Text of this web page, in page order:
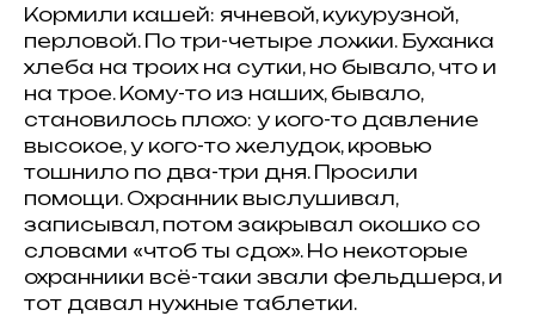
Кормили кашей: ячневой, кукурузной,
перловой. По три-четыре ложки. Буханка
хлеба на троих на сутки, но бывало, что и
на трое. Кому-то из наших, бывало,
становилось плохо: у кого-то давление
высокое, у кого-то желудок, кровью
тошнило по два-три дня. Просили
помощи. Охранник выслушивал,
записывал, потом закрывал окошко со
словами «чтоб ты сдох». Но некоторые
охранники всё-таки звали фельдшера, и
тот давал нужные таблетки.